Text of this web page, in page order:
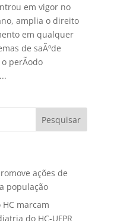
em vigor no
amplia o direito
em qualquer
de saÃºde
perÃ­odo
ações de
população
marcam
do HC-UFPR